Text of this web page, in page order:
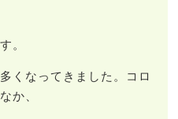
。
くなってきました。コロ
か、